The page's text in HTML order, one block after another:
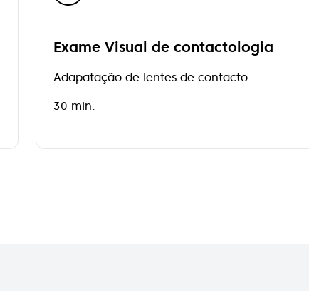
Exame Visual de contactologia
Adapatação de lentes de contacto
30 min.